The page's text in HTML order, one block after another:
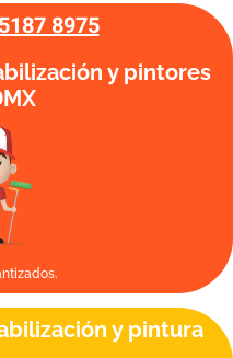
8975
y pintores
y pintura